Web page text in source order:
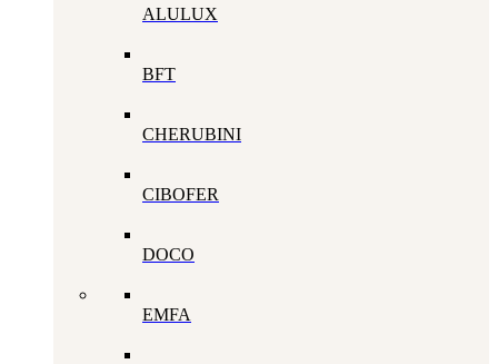
ALULUX
BFT
CHERUBINI
CIBOFER
DOCO
EMFA